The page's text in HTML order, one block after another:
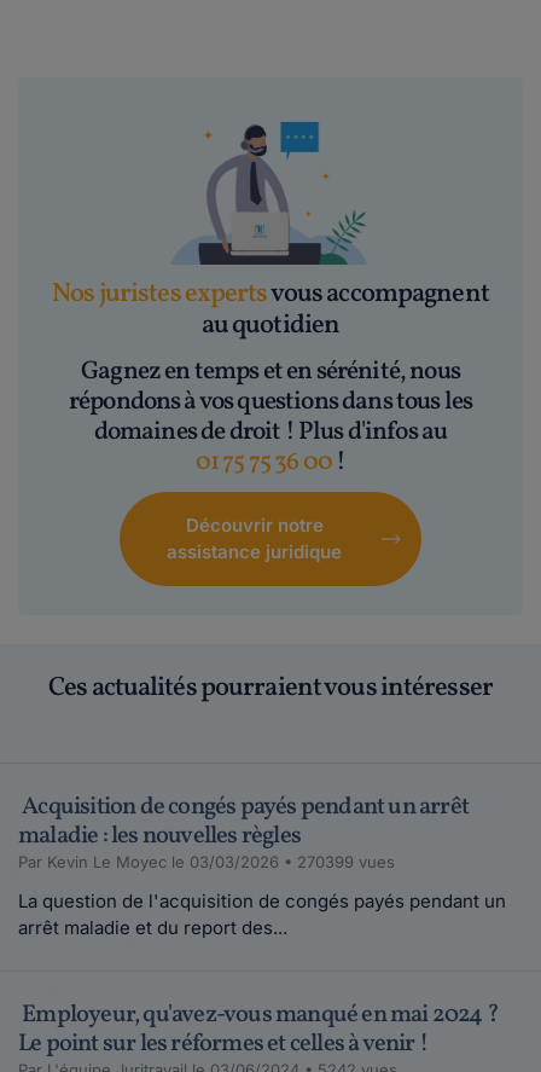
Nos juristes expertsvous accompagnent
au quotidien
Gagnez en temps et en sérénité, nous
répondons à vos questions dans tous les
domaines de droit ! Plus d'infos au
01 75 75 36 00 !
Découvrir notre
assistance juridique
Ces actualités pourraient vous intéresser
Acquisition de congés payés pendant un arrêt
maladie : les nouvelles règles
Par Kevin Le Moyec le 03/03/2026 • 270399 vues
La question de l'acquisition de congés payés pendant un
arrêt maladie et du report des...
Employeur, qu'avez-vous manqué en mai 2024 ?
Le point sur les réformes et celles à venir !